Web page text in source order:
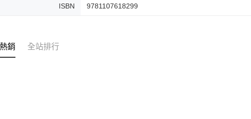
ISBN 9781107618299
銷 全站排行